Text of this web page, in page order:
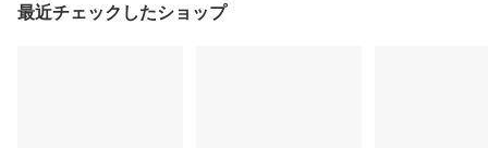
最近チェックしたショップ